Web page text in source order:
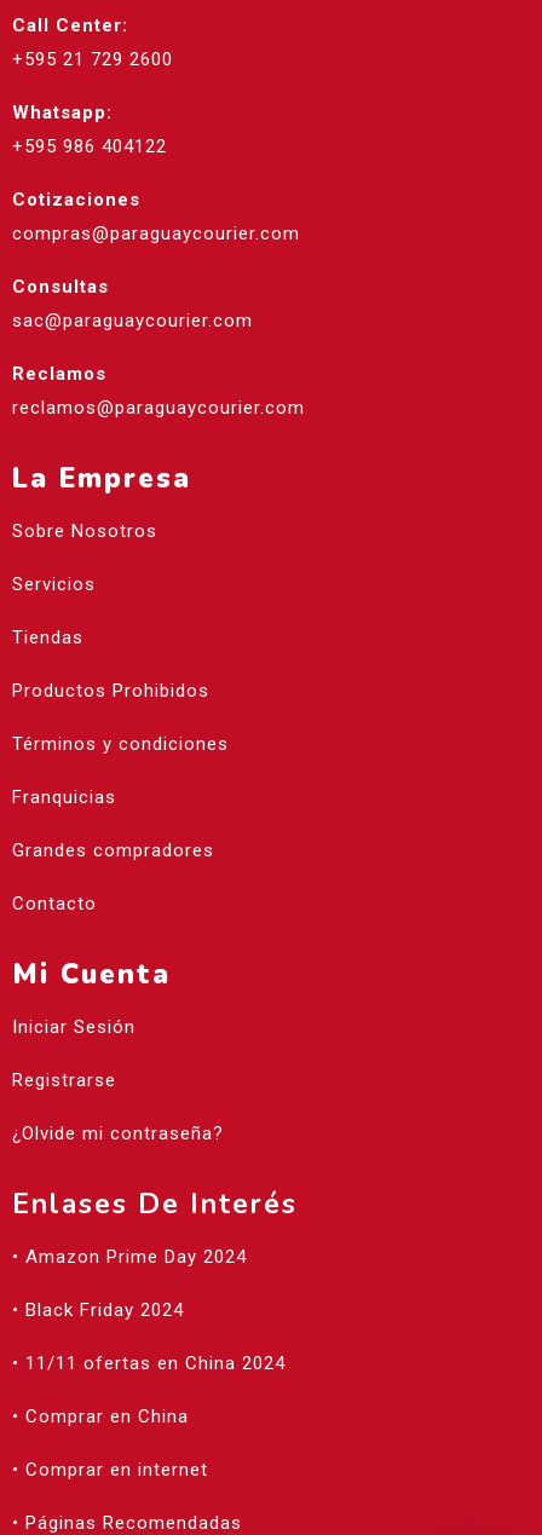
Call Center:
+595 21 729 2600
Whatsapp:
+595 986 404122
Cotizaciones
compras@paraguaycourier.com
Consultas
sac@paraguaycourier.com
Reclamos
reclamos@paraguaycourier.com
La Empresa
Sobre Nosotros
Servicios
Tiendas
Productos Prohibidos
Términos y condiciones
Franquicias
Grandes compradores
Contacto
Mi Cuenta
Iniciar Sesión
Registrarse
¿Olvide mi contraseña?
Enlases De Interés
• Amazon Prime Day 2024
• Black Friday 2024
• 11/11 ofertas en China 2024
• Comprar en China
• Comprar en internet
• Páginas Recomendadas